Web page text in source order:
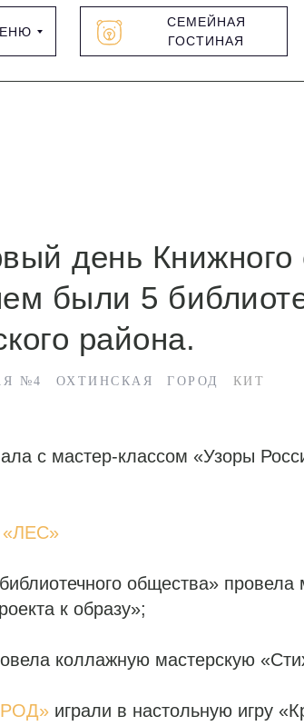
СЕМЕЙНАЯ
ГОСТИНАЯ
день Книжного
были 5
района.
№4 ОХТИНСКАЯ ГОРОД КИТ
с мастер-классом «Узоры
«ЛЕС»
общества» провела
к образу»;
коллажную мастерскую
играли в настольную игру